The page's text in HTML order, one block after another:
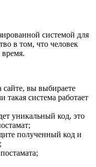
системой для
в том, что человек
время.
сайте, вы выбираете
такая система работает
уникальный код, это
полученный код и